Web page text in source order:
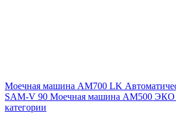
Моечная машина AM700 LK
SAM-V 90 Моечная машина АМ500 ЭКО
категории